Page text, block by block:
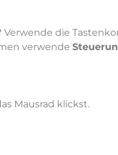
Verwende die
verwende
Mausrad klickst.